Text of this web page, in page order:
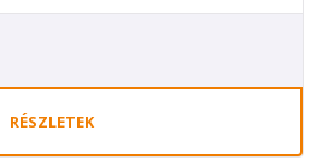
RÉSZLETEK